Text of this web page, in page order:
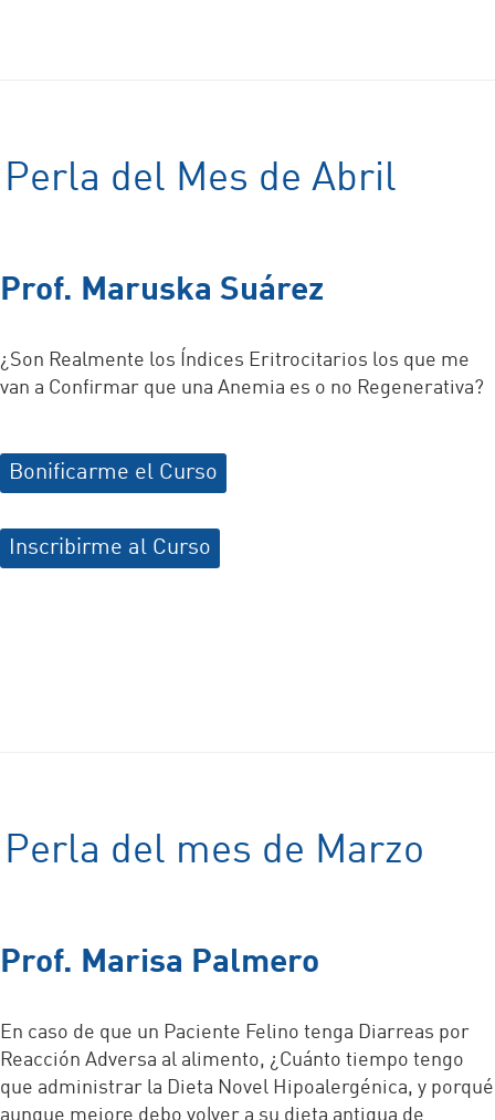
Perla del Mes de Abril
Prof. Maruska Suárez
¿Son Realmente los Índices Eritrocitarios los que me
van a Confirmar que una Anemia es o no Regenerativa?
Bonificarme el Curso
Inscribirme al Curso
Perla del mes de Marzo
Prof. Marisa Palmero
En caso de que un Paciente Felino tenga Diarreas por
Reacción Adversa al alimento, ¿Cuánto tiempo tengo
que administrar la Dieta Novel Hipoalergénica, y porqué
aunque mejore debo volver a su dieta antigua de